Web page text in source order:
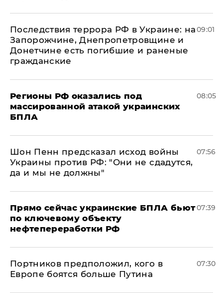
Последствия террора РФ в Украине: на
Запорожчине, Днепропетровщине и
Донетчине есть погибшие и раненые
гражданские
09:01
Регионы РФ оказались под
массированной атакой украинских
БПЛА
08:05
Шон Пенн предсказал исход войны
Украины против РФ: "Они не сдадутся,
да и мы не должны"
07:56
Прямо сейчас украинские БПЛА бьют
по ключевому объекту
нефтепереработки РФ
07:39
Портников предположил, кого в
Европе боятся больше Путина
07:30